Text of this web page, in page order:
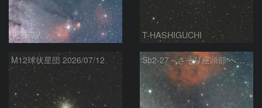
化石職人 T-HASHIGUCHI
M12球状星団 2026/07/12 Sh2-27～さそり座頭部 へびつかい座 さそり座